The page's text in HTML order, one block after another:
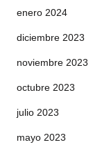
enero 2024
diciembre 2023
noviembre 2023
octubre 2023
julio 2023
mayo 2023